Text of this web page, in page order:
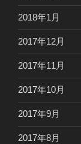
2018年1月
2017年12月
2017年11月
2017年10月
2017年9月
2017年8月